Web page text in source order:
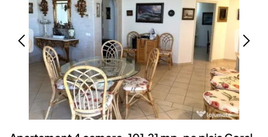
Servicii
Animale de companie
Afaceri și echipamente profesionale
Inchiriere Bunuri si Vehicule
Utilaje agricole si industriale
Piese auto si accesorii
Dacia Duster